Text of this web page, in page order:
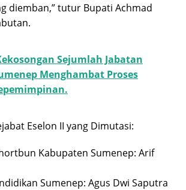
diemban,” tutur Bupati Achmad
Sejumlah Jabatan
Menghambat Proses
Eselon II yang Dimutasi:
Kabupaten Sumenep: Arif
Sumenep: Agus Dwi Saputra